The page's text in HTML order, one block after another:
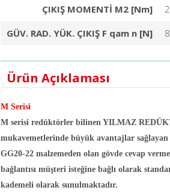
ÇIKIŞ MOMENTİ M2 [Nm]
GÜV. RAD. YÜK. ÇIKIŞ F qam n [N]
Ürün Açıklaması
M Serisi
M serisi redüktörler bilinen YILMAZ
mukavemetlerinde büyük avantajlar
GG20-22 malzemeden olan gövde cevap
bağlantısı müşteri isteğine bağlı olarak
kademeli olarak sunulmaktadır.